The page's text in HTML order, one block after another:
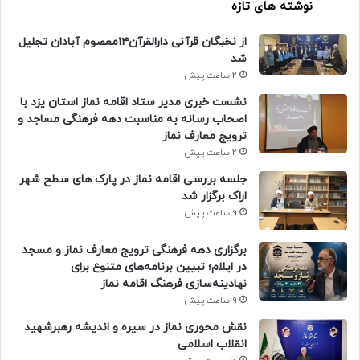
نوشته های تازه
از نخبگان قرآنی دارالقرآن۱۴معصوم آبادان تجلیل
شد
2 ساعت پیش
نشست خبری مدیر ستاد اقامه نماز استان یزد با
اصحاب رسانه به مناسبت دهه فرهنگی مساجد و
ترویج معارف نماز
2 ساعت پیش
جلسه بررسی اقامه نماز در پارک های سطح شهر
اراک برگزار شد
9 ساعت پیش
برگزاری دهه فرهنگی ترویج معارف نماز و مسجد
در ایلام؛ تبیین برنامه‌های متنوع برای
نهادینه‌سازی فرهنگ اقامه نماز
9 ساعت پیش
نقش محوری نماز در سیره و اندیشه رهبرشهید
انقلاب اسلامی